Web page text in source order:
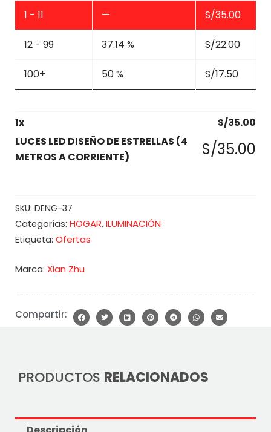
ESTRELLAS
METROS
CORRIENTE)
cantidad
1 - 11 — S/35.00
12 - 99 37.14 % S/22.00
100+ 50 % S/17.50
1x S/35.00
LUCES LED DISEÑO DE ESTRELLAS (4
METROS A CORRIENTE)
S/35.00
SKU: DENG-37
Categorías: HOGAR, ILUMINACIÓN
Etiqueta: Ofertas
Marca: Xian Zhu
Compartir:
PRODUCTOS RELACIONADOS